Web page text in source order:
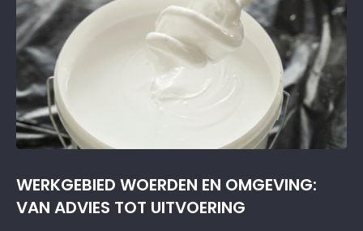
WERKGEBIED WOERDEN EN OMGEVING:
VAN ADVIES TOT UITVOERING